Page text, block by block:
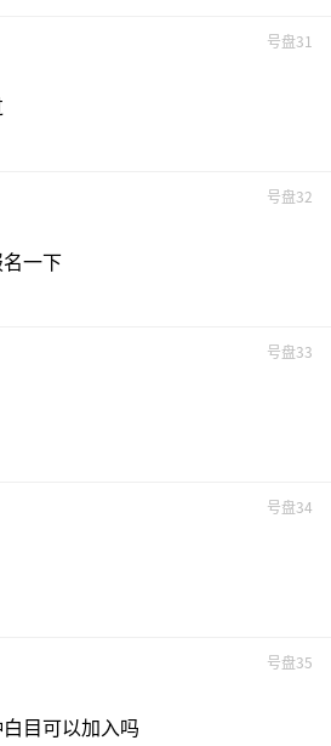
号盘31
号盘32
一下
号盘33
号盘34
号盘35
目可以加入吗